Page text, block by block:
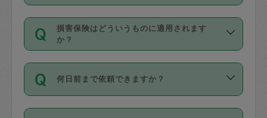
能です。依頼送信後、個別にタスカジさ
んにメッセージを送り調整してくださ
い。ただし、２時間を越えての調整はで
時間も被らない場合、損害保険の対象外
基本的に、高所での作業や危険作業、屋
外での作業は対象外です。
育園や学校の給食やレストランで料理関
係の専門職に従事されていた方、日本で
すでにハウスキーパーや英語の先生とし
てお仕事をしているフィリピン出身の
社員など様々なバックグラウンドの方が
登録しています。
応募の際に、各自事務局との面接と説明
を行っています。その後、身分証明書の
写真提出をしていただいています。外国
確認しています。タスカジさんトレーニ
ング動画を使ったセルフトレーニングの
損害保険はどういうものに適用されます
か？
依頼者とタスカジさんとの間でタスカジ
を通して成立した作業時間内での作業に
適用されます。作業範囲は、掃除、洗
何日前まで依頼できますか？
ご依頼は、現在を起点に3日後（72時間